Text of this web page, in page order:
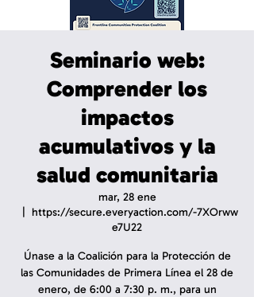
Seminario web:
Comprender los
impactos
acumulativos y la
salud comunitaria
mar, 28 ene
https://secure.everyaction.com/-7XOrww
e7U22
Únase a la Coalición para la Protección de
las Comunidades de Primera Línea el 28 de
enero, de 6:00 a 7:30 p. m., para un